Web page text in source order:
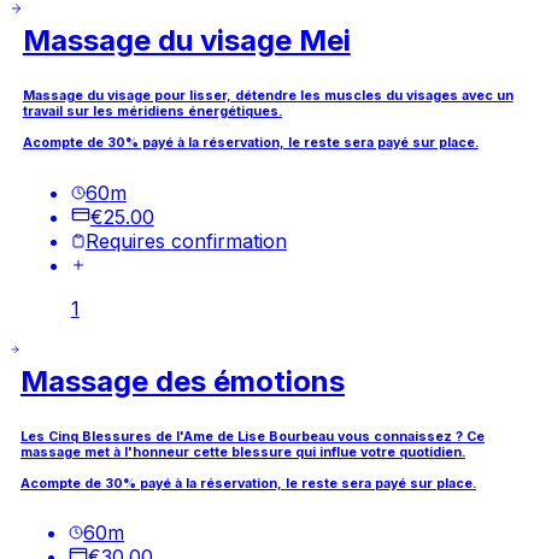
Massage du visage Mei
Massage du visage pour lisser, détendre les muscles du visages avec un
travail sur les méridiens énergétiques.
Acompte de 30% payé à la réservation, le reste sera payé sur place.
60m
€25.00
Requires confirmation
1
Massage des émotions
Les Cinq Blessures de l'Ame de Lise Bourbeau vous connaissez ? Ce
massage met à l'honneur cette blessure qui influe votre quotidien.
Acompte de 30% payé à la réservation, le reste sera payé sur place.
60m